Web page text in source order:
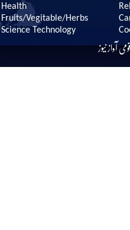
Health
Fruits/Vegitable/Herbs
Science Technology